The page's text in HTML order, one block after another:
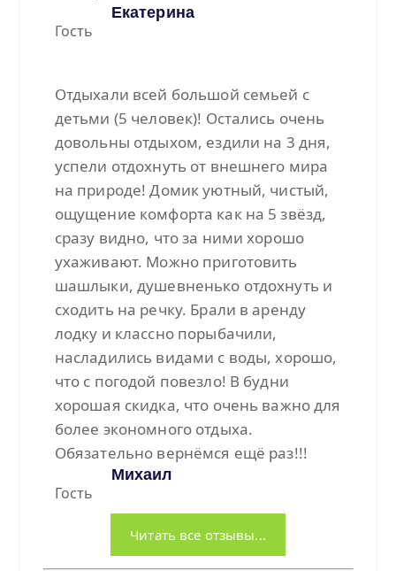
Екатерина
Гость
Отдыхали всей большой семьей с
детьми (5 человек)! Остались очень
довольны отдыхом, ездили на 3 дня,
успели отдохнуть от внешнего мира
на природе! Домик уютный, чистый,
ощущение комфорта как на 5 звёзд,
сразу видно, что за ними хорошо
ухаживают. Можно приготовить
шашлыки, душевненько отдохнуть и
сходить на речку. Брали в аренду
лодку и классно порыбачили,
насладились видами с воды, хорошо,
что с погодой повезло! В будни
хорошая скидка, что очень важно для
более экономного отдыха.
Обязательно вернёмся ещё раз!!!
Михаил
Гость
Читать все отзывы...